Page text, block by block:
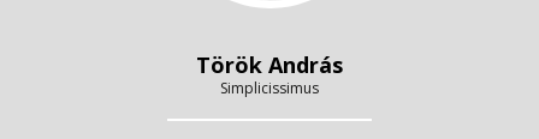
Török András
Simplicissimus